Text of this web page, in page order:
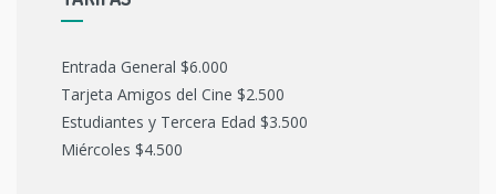
Entrada General $6.000
Tarjeta Amigos del Cine $2.500
Estudiantes y Tercera Edad $3.500
Miércoles $4.500